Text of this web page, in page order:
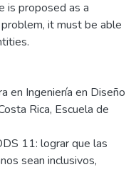
is proposed as a
it must be able
en Ingeniería en Diseño
Rica, Escuela de
11: lograr que las
sean inclusivos,